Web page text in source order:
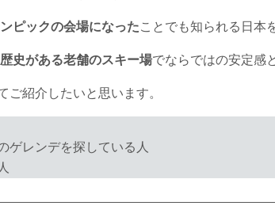
ピックの会場になったことでも知られる日本
史がある老舗のスキー場でならではの安定感
ご紹介したいと思います。
ゲレンデを探している人